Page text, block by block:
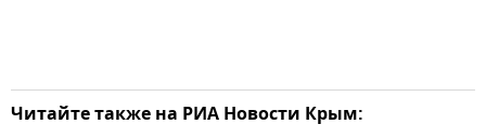
Читайте также на РИА Новости Крым: